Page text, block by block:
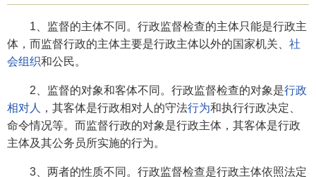
1、监督的主体不同。行政监督检查的主体只能是行政主
体，而监督行政的主体主要是行政主体以外的国家机关、 社
会组织和公民。
2、监督的对象和客体不同。行政监督检查的对象是行政
相对人
，其客体是行政相对人的守法行为和执行行政决定、
命令情况等。而监督行政的对象是行政主体，其客体是行政
主体及其公务员所实施的行为。
3、两者的性质不同。行政监督检查是行政主体依照法定